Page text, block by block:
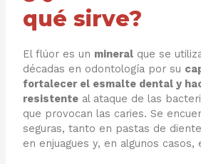
qué sirve?
El flúor es un mineral que se
décadas en odontología por su
fortalecer el esmalte dental y
resistente al ataque de las
que provocan las caries. Se
seguras, tanto en pastas de
en enjuagues y, en algunos casos,